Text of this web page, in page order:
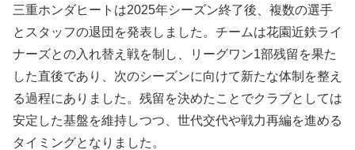
三重ホンダヒートは2025年シーズン終了後、複数の選手
とスタッフの退団を発表しました。チームは花園近鉄ライ
ナーズとの入れ替え戦を制し、リーグワン1部残留を果た
した直後であり、次のシーズンに向けて新たな体制を整え
る過程にありました。残留を決めたことでクラブとしては
安定した基盤を維持しつつ、世代交代や戦力再編を進める
タイミングとなりました。